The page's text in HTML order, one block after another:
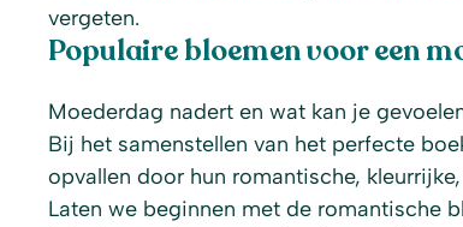
vergeten.
Populaire bloemen voor een
Moederdag nadert en wat kan je
Bij het samenstellen van het perfecte
opvallen door hun romantische,
Laten we beginnen met de romantische